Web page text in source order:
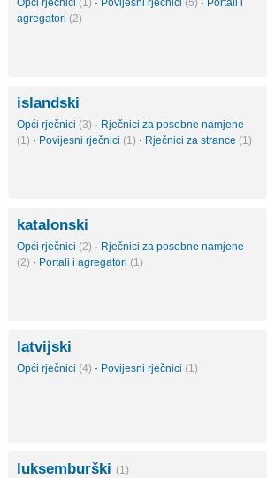
Opći rječnici (1) · Povijesni rječnici (5) · Portali i
agregatori (2)
islandski
Opći rječnici (3) · Rječnici za posebne namjene
(1) · Povijesni rječnici (1) · Rječnici za strance (1)
katalonski
Opći rječnici (2) · Rječnici za posebne namjene
(2) · Portali i agregatori (1)
latvijski
Opći rječnici (4) · Povijesni rječnici (1)
luksemburški (1)